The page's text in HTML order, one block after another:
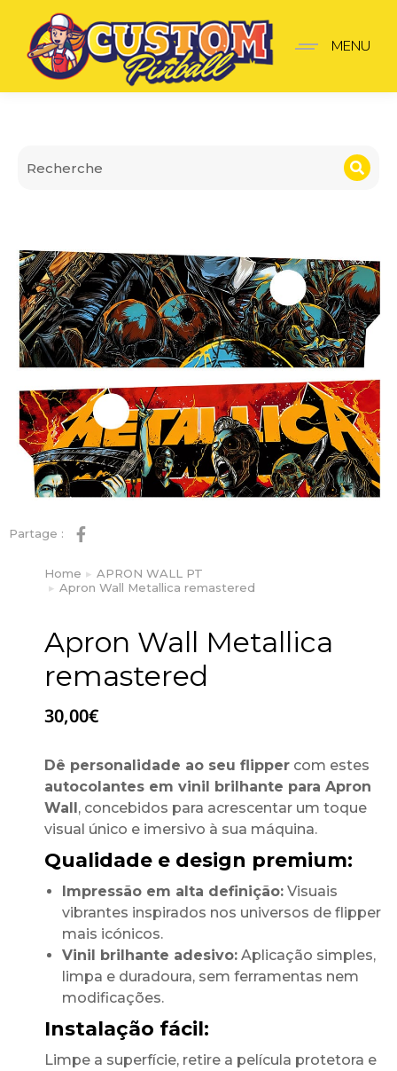
Apron Wall Metallica
MENU
Partage :
You are here:
Home
APRON WALL PT
Apron Wall Metallica remastered
Apron Wall Metallica
remastered
30,00€
Dê personalidade ao seu flipper com estes
autocolantes em vinil brilhante para Apron
Wall, concebidos para acrescentar um toque
visual único e imersivo à sua máquina.
Qualidade e design premium:
Impressão em alta definição: Visuais
vibrantes inspirados nos universos de flipper
mais icónicos.
Vinil brilhante adesivo: Aplicação simples,
limpa e duradoura, sem ferramentas nem
modificações.
Instalação fácil:
Limpe a superfície, retire a película protetora e